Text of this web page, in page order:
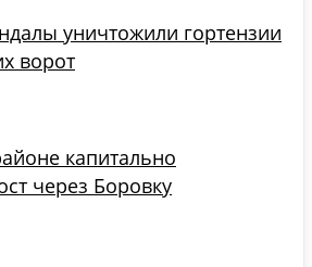
уничтожили гортензии
ворот
капитально
через Боровку